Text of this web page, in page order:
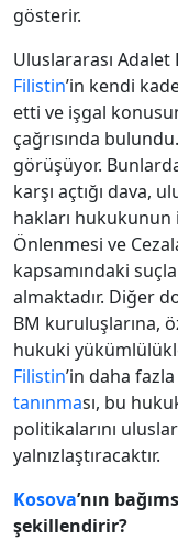
gösterir.
Uluslararası Adalet
Filistin’in kendi
etti ve işgal
çağrısında
görüşüyor.
karşı açtığı dava,
hakları hukukunun
Önlenmesi ve
kapsamındaki
almaktadır. Diğer
BM kuruluşlarına,
hukuki
Filistin’in daha fazla
tanınması, bu
politikalarını
yalnızlaştıracaktır.
Kosova’nın
şekillendirir?